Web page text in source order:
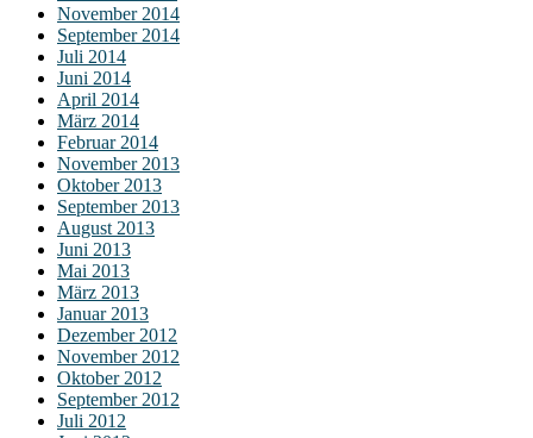
November 2014
September 2014
Juli 2014
Juni 2014
April 2014
März 2014
Februar 2014
November 2013
Oktober 2013
September 2013
August 2013
Juni 2013
Mai 2013
März 2013
Januar 2013
Dezember 2012
November 2012
Oktober 2012
September 2012
Juli 2012